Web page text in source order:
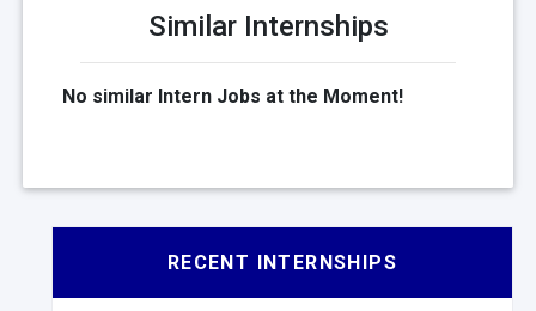
Similar Internships
No similar Intern Jobs at the Moment!
RECENT INTERNSHIPS